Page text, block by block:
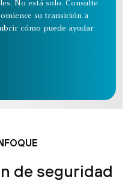
No está solo. Consulte
su transición a
cómo puede ayudar
de seguridad